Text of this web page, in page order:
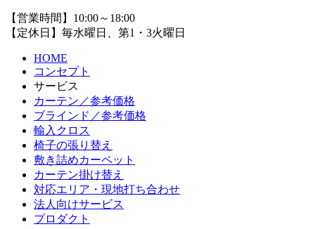
【営業時間】10:00～18:00
【定休日】毎水曜日、第1・3火曜日
HOME
コンセプト
サービス
カーテン／参考価格
ブラインド／参考価格
輸入クロス
椅子の張り替え
敷き詰めカーペット
カーテン掛け替え
対応エリア・現地打ち合わせ
法人向けサービス
プロダクト